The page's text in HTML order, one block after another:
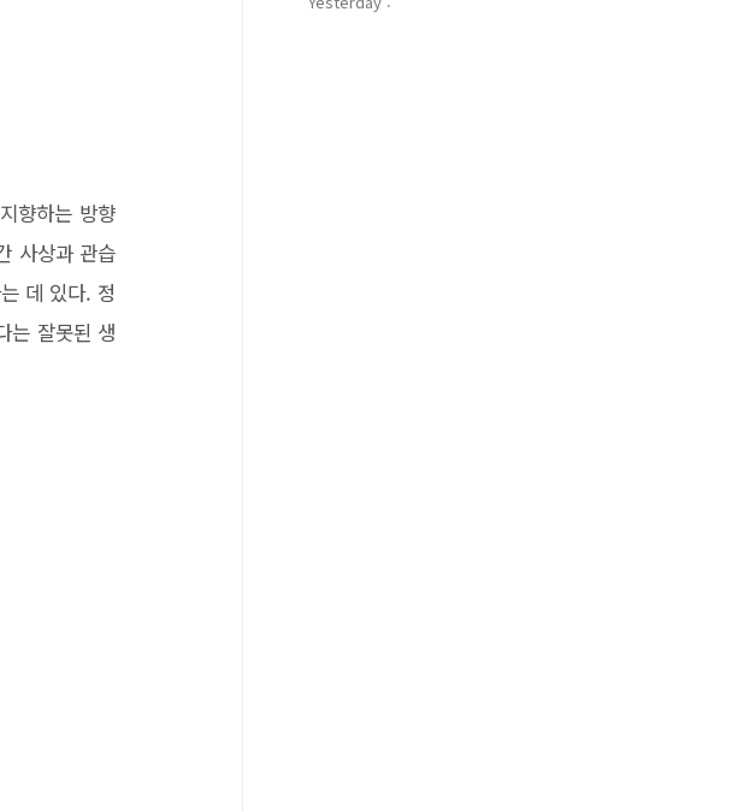
향하는 방향
사상과 관습
데 있다. 정
는 잘못된 생